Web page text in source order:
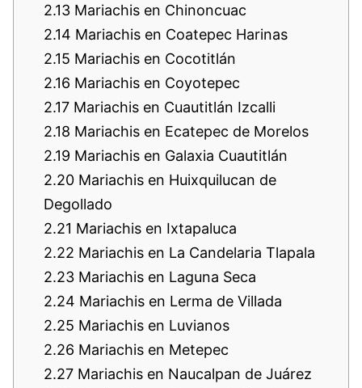
2.13 Mariachis en Chinoncuac
2.14 Mariachis en Coatepec Harinas
2.15 Mariachis en Cocotitlán
2.16 Mariachis en Coyotepec
2.17 Mariachis en Cuautitlán Izcalli
2.18 Mariachis en Ecatepec de Morelos
2.19 Mariachis en Galaxia Cuautitlán
2.20 Mariachis en Huixquilucan de
Degollado
2.21 Mariachis en Ixtapaluca
2.22 Mariachis en La Candelaria Tlapala
2.23 Mariachis en Laguna Seca
2.24 Mariachis en Lerma de Villada
2.25 Mariachis en Luvianos
2.26 Mariachis en Metepec
2.27 Mariachis en Naucalpan de Juárez